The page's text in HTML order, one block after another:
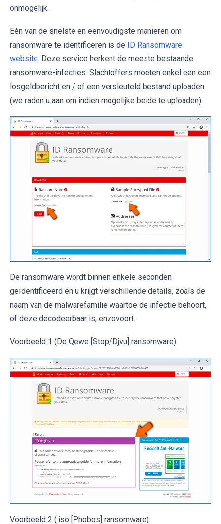
onmogelijk.
Eén van de snelste en eenvoudigste manieren om
ransomware te identificeren is de ID Ransomware-
website. Deze service herkent de meeste bestaande
ransomware-infecties. Slachtoffers moeten enkel een een
losgeldbericht en / of een versleuteld bestand uploaden
(we raden u aan om indien mogelijke beide te uploaden).
De ransomware wordt binnen enkele seconden
geïdentificeerd en u krijgt verschillende details, zoals de
naam van de malwarefamilie waartoe de infectie behoort,
of deze decodeerbaar is, enzovoort.
Voorbeeld 1 (De Qewe [Stop/Djvu] ransomware):
Voorbeeld 2 (.iso [Phobos] ransomware):